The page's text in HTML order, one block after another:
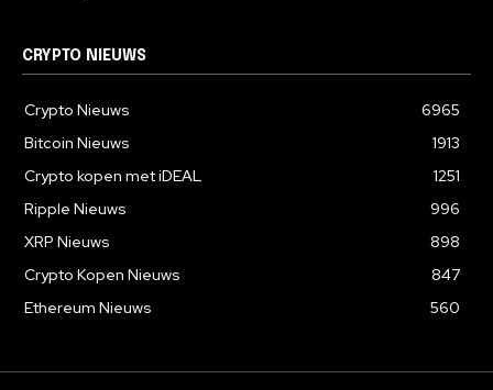
CRYPTO NIEUWS
Crypto Nieuws
6965
Bitcoin Nieuws
1913
Crypto kopen met iDEAL
1251
Ripple Nieuws
996
XRP Nieuws
898
Crypto Kopen Nieuws
847
Ethereum Nieuws
560